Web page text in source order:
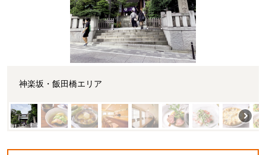
神楽坂・飯田橋エリア